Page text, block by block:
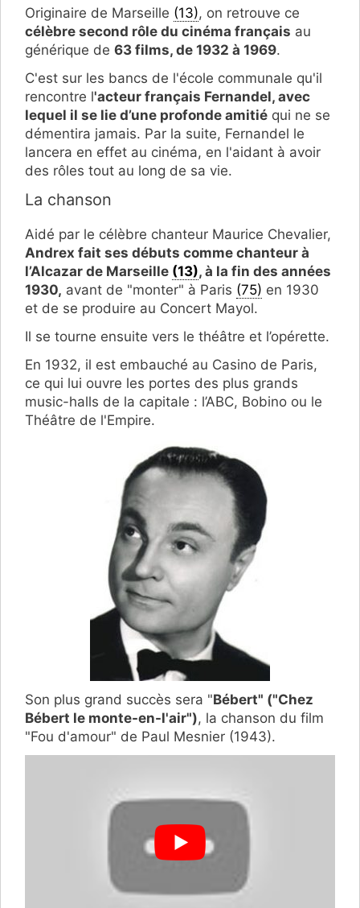
Originaire de Marseille (13), on retrouve ce
célèbre second rôle du cinéma français au
générique de 63 films, de 1932 à 1969.
C'est sur les bancs de l'école communale qu'il
rencontre l'acteur français Fernandel, avec
lequel il se lie d’une profonde amitié qui ne se
démentira jamais. Par la suite, Fernandel le
lancera en effet au cinéma, en l'aidant à avoir
des rôles tout au long de sa vie.
La chanson
Aidé par le célèbre chanteur Maurice Chevalier,
Andrex fait ses débuts comme chanteur à
l’Alcazar de Marseille (13), à la fin des années
1930, avant de "monter" à Paris (75) en 1930
et de se produire au Concert Mayol.
Il se tourne ensuite vers le théâtre et l’opérette.
En 1932, il est embauché au Casino de Paris,
ce qui lui ouvre les portes des plus grands
music-halls de la capitale : l’ABC, Bobino ou le
Théâtre de l'Empire.
Son plus grand succès sera "Bébert" ("Chez
Bébert le monte-en-l'air"), la chanson du film
"Fou d'amour" de Paul Mesnier (1943).